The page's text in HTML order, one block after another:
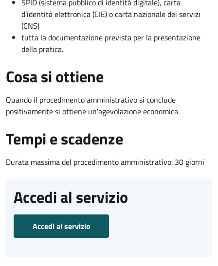
d’identità elettronica (CIE) o carta nazionale dei servizi
(CNS)
tutta la documentazione prevista per la presentazione
della pratica.
Cosa si ottiene
Quando il procedimento amministrativo si conclude
positivamente si ottiene un'agevolazione economica.
Tempi e scadenze
Durata massima del procedimento amministrativo: 30 giorni
Accedi al servizio
Accedi al servizio